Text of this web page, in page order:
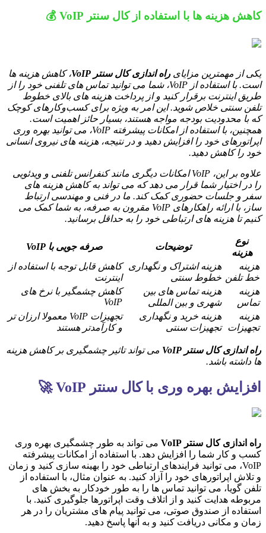
کاهش هزینه ها با استفاده از کال سنتر VoIP 💰
یکی از مهمترین مزایایراه اندازی کال سنتر VoIP
، کاهش هزینه ها
است. با استفاده از VoIP، شما می توانید تماس های تلفنی خود را از
طریق اینترنت برقرار کنید و از پرداخت هزینه های بالای خطوط
تلفن سنتی خلاص شوید. این امر به ویژه برای کسب‌وکارهای کوچک
که با محدودیت بودجه مواجه هستند، بسیار حائز اهمیت است.
همچنین، با استفاده از امکانات پیشرفته VoIP، می توانید بهره وری
اپراتورهای خود را افزایش دهید و در نتیجه، هزینه های نیروی انسانی
خود را کاهش دهید.
علاوه بر این، VoIP امکانات دیگری مانند کنفرانس تلفنی و ویدئویی
را در اختیار شما قرار می دهد که می تواند به کاهش هزینه های
سفر و جلسات حضوری کمک کند. ما در فنی و مهندسی ارتباط
ساز، با ارائه راهکارهای VoIP مقرون به صرفه، به شما کمک می
کنیم تا هزینه های ارتباطی خود را به حداقل برسانید.
نوع
هزینه
توضیحات
صرفه جویی با VoIP
هزینه
خط تلفن
هزینه اشتراک و نگهداری
خطوط سنتی
کاهش قابل توجه با استفاده از
اینترنت
هزینه
تماس
هزینه تماس های بین
شهری و بین المللی
کاهش چشمگیر با نرخ های
VoIP
هزینه
تجهیزات
هزینه خرید و نگهداری
تجهیزات سنتی
تجهیزات VoIP معمولا ارزان تر
و کارآمدتر هستند
راه اندازی کال سنتر VoIP
می تواند تاثیر چشمگیری بر کاهش هزینه
ها داشته باشد.
افزایش بهره وری با کال سنتر VoIP 🚀
راه اندازی کال سنتر VoIP
می تواند به طور چشمگیری بهره وری
کسب و کار شما را افزایش دهد. با استفاده از امکانات پیشرفته
VoIP، می توانید فرایندهای ارتباطی خود را بهینه سازی کنید و زمان
و تلاش اپراتورهای خود را آزاد کنید. به عنوان مثال، با استفاده از
تلفن گویا، می توانید تماس ها را به طور خودکار به بخش های
مربوطه هدایت کنید و از اتلاف وقت اپراتورها جلوگیری کنید. با
استفاده از صندوق صوتی، می توانید پیام های مشتریان را در هر
زمان و مکانی دریافت کنید و به آنها پاسخ دهید.